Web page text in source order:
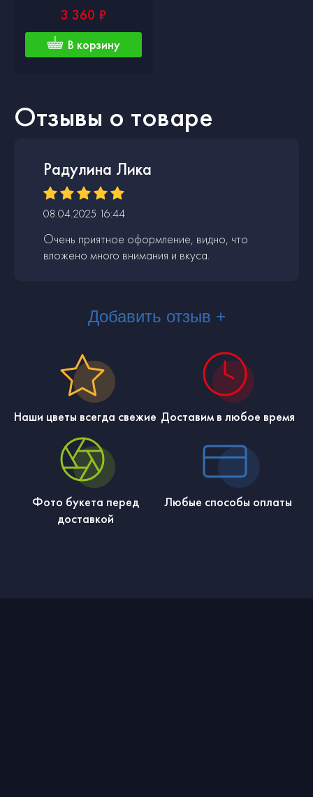
Отзывы о товаре
Радулина Лика
08.04.2025 16:44
Очень приятное оформление, видно, что
вложено много внимания и вкуса.
Добавить отзыв +
Наши цветы всегда свежие Доставим в любое время
Фото букета перед
доставкой
Любые способы оплаты
3 360 ₽
В корзину